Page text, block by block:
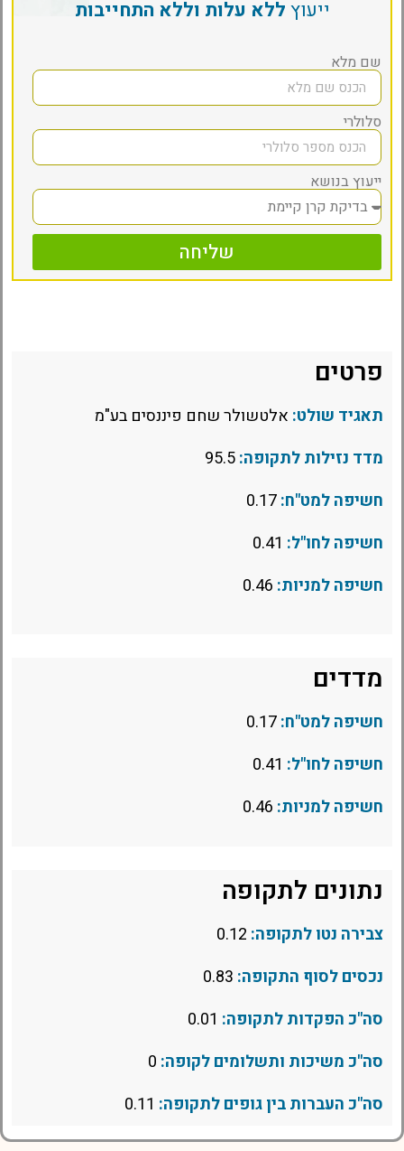
ייעוץללא עלות וללא התחייבות
שם מלא
סלולרי
ייעוץ בנושא
שליחה
פרטים
תאגיד שולט: אלטשולר שחם פיננסים בע"מ
מדד נזילות לתקופה:
חשיפה למט"ח:
חשיפה לחו"ל:
חשיפה למניות:
מדדים
חשיפה למט"ח:
חשיפה לחו"ל:
חשיפה למניות:
נתונים לתקופה
צבירה נטו לתקופה:
נכסים לסוף התקופה:
סה"כ הפקדות לתקופה:
סה"כ משיכות ותשלומים לקופה:
סה"כ העברות בין גופים לתקופה: